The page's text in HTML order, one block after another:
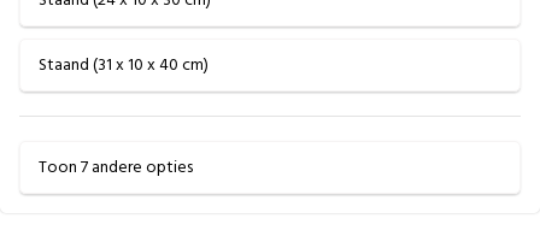
Staand (31 x 10 x 40 cm)
Toon 7 andere opties